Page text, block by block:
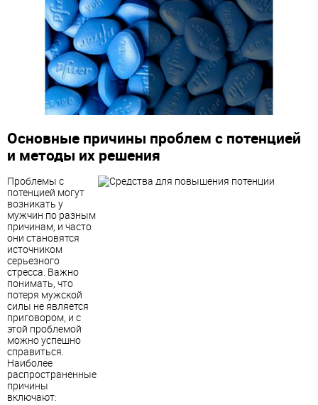
Основные причины проблем с потенцией
и методы их решения
Проблемы с
потенцией могут
возникать у
мужчин по разным
причинам, и часто
они становятся
источником
серьезного
стресса. Важно
понимать, что
потеря мужской
силы не является
приговором, и с
этой проблемой
можно успешно
справиться.
Наиболее
распространенные
причины
включают: